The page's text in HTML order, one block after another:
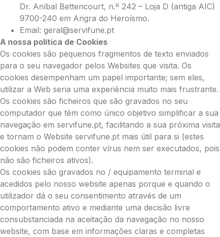
Dr. Aníbal Bettencourt, n.º 242 – Loja D (antiga AIC)
9700-240 em Angra do Heroísmo.
Email: geral@servifune.pt
A nossa política de Cookies
Os cookies são pequenos fragmentos de texto enviados
para o seu navegador pelos Websites que visita. Os
cookies desempenham um papel importante; sem eles,
utilizar a Web seria uma experiência muito mais frustrante.
Os cookies são ficheiros que são gravados no seu
computador que têm como único objetivo simplificar a sua
navegação em servifune.pt, facilitando a sua próxima visita
e tornam o Website servifune.pt mais útil para si (estes
cookies não podem conter vírus nem ser executados, pois
não são ficheiros ativos).
Os cookies são gravados no / equipamento terminal e
acedidos pelo nosso website apenas porque e quando o
utilizador dá o seu consentimento através de um
comportamento ativo e mediante uma decisão livre
consubstanciada na aceitação da navegação no nosso
website, com base em informações claras e completas